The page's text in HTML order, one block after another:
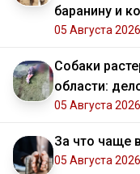
баранину и
05 Августа
Собаки
области:
05 Августа
За что чаще
05 Августа